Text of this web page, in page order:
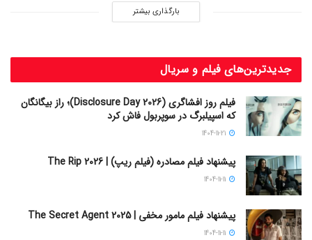
بارگذاری بیشتر
جدیدترین‌های فیلم و سریال
فیلم روز افشاگری (Disclosure Day 2026)؛ راز بیگانگان
که اسپیلبرگ در سوپربول فاش کرد
پیشنهاد فیلم مصادره (فیلم ریپ) | The Rip 2026
پیشنهاد فیلم مامور مخفی | The Secret Agent 2025